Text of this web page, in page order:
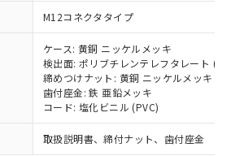
M12コネクタタイプ
ケース: 黄銅 ニッケルメッキ
検出面: ポリブチレンテレフタレート
締めつけナット: 黄銅 ニッケルメッキ
歯付座金: 鉄 亜鉛メッキ
コード: 塩化ビニル (PVC)
取扱説明書、締付ナット、歯付座金
御機器販売店・当社販売員に
ださい。
制御機器販売店や当社販売拠
販売ネットワーク
」をご確認
および標準価格結果を当社の
諾なく第三者に漏洩または開
ようお願いします。
ツ機能（部品リスト作成サー
産業用監視および制御機器に対する
ことを確認しています。
り替え状況などにより、予定
ことがあります。
ス(2-エチルヘキシル)) : 1000ppm
使用期限
物質（10物質）のすべてが基
ることを示します。
の使用状況下において有害物
えいし、環境に深刻な影響を
社製品を、核兵器、ミサイ
兵器、生物兵器またはその他
にこれらの製造装置等に一切
しません。
貴社製品を第三者に販売する
上記1、2および3の内容を当
に通知します。また当社は、
よび販売に係わる関係者が違
庫なし(最新の在庫状況につ
ては、お客様のお取引先、ま
はお客様担当のオムロン制御
器販売店・当社販売員にご確
ください)
注生産機種、また在庫状況の